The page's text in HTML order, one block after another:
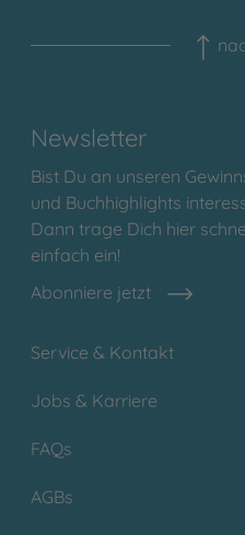
Newsletter
Bist Du an unseren
und Buchhighlights
Dann trage Dich hier
einfach ein!
Abonniere jetzt
Service & Kontakt
Jobs & Karriere
FAQs
AGBs